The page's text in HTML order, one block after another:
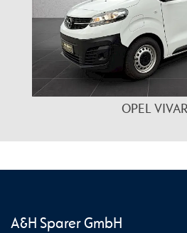
OPEL
A&H Sparer GmbH